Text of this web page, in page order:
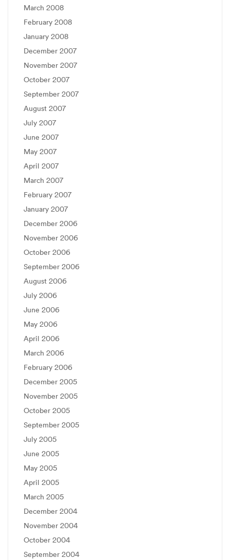
March 2008
February 2008
January 2008
December 2007
November 2007
October 2007
September 2007
August 2007
July 2007
June 2007
May 2007
April 2007
March 2007
February 2007
January 2007
December 2006
November 2006
October 2006
September 2006
August 2006
July 2006
June 2006
May 2006
April 2006
March 2006
February 2006
December 2005
November 2005
October 2005
September 2005
July 2005
June 2005
May 2005
April 2005
March 2005
December 2004
November 2004
October 2004
September 2004